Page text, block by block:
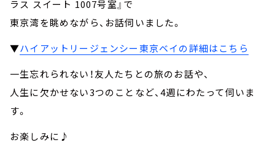
ラス スイート 1007号室』で
東京湾を眺めながら、お話伺いました。
▼ハイアットリージェンシー東京ベイの詳細はこちら
一生忘れられない！友人たちとの旅のお話や、
人生に欠かせない3つのことなど、4週にわたって伺いま
す。
お楽しみに♪